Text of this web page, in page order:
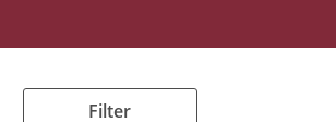
Filter